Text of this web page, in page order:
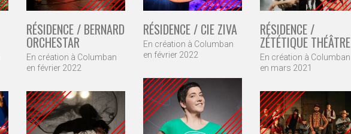
RÉSIDENCE / BERNARD
ORCHESTAR
En création à Columban
en février 2022
RÉSIDENCE / CIE ZIVA
En création à Columban
en février 2022
RÉSIDENCE /
ZÉTÉTIQUE THÉÂTRE
En création à Columban
en mars 2021